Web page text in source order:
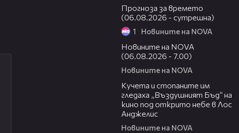
Прогноза за времето
(06.08.2026 - сутрешна)
1 Новините на NOVA
Новините на NOVA
(06.08.2026 - 7.00)
Новините на NOVA
Кучета и стопаните им
гледаха „Въздушният Бъд“ на
кино под открито небе в Лос
Анджелис
Новините на NOVA